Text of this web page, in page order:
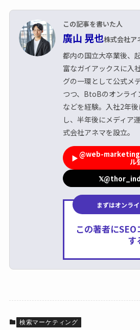
この記事を書いた人
廣山 晃也株式会社ア
都内の国立大卒業後、
富なガイアックスに入
グの一環として公式メ
つつ、BtoBのオンラ
などを経験。入社2年
し、半年後にメディア
式会社アネマを設立。
▶@web-
ル
𝕏@thor_ind
まずはオンラ
この著者に
す
検索マーケティング